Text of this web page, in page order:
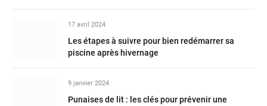
17 avril 2024
Les étapes à suivre pour bien redémarrer sa
piscine après hivernage
9 janvier 2024
Punaises de lit : les clés pour prévenir une